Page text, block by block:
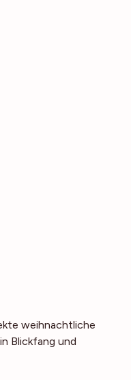
weihnachtliche
Blickfang und